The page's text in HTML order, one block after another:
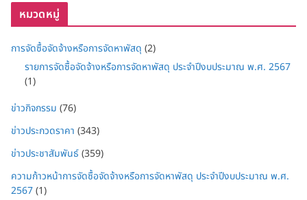
หมวดหมู่
การจัดซื้อจัดจ้างหรือการจัดหาพัสดุ (2)
รายการจัดซื้อจัดจ้างหรือการจัดหาพัสดุ ประจำปีงบประมาณ พ.ศ. 2567
(1)
ข่าวกิจกรรม (76)
ข่าวประกวดราคา (343)
ข่าวประชาสัมพันธ์(359)
ความก้าวหน้าการจัดซื้อจัดจ้างหรือการจัดหาพัสดุ ประจำปีงบประมาณ พ.ศ.
2567(1)